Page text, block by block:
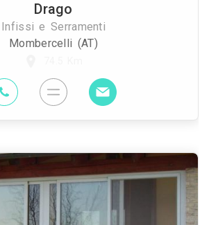
Drago
Infissi e Serramenti
Mombercelli (AT)